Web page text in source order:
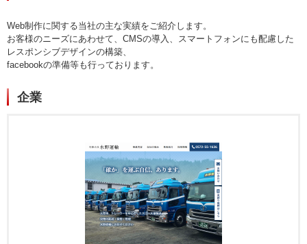
Web制作に関する当社の主な実績をご紹介します。
お客様のニーズにあわせて、CMSの導入、スマートフォンにも配慮した
レスポンシブデザインの構築、
facebookの準備等も行っております。
企業